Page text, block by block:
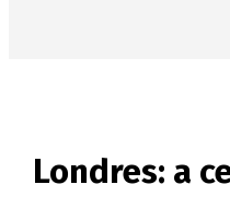
Londres: a